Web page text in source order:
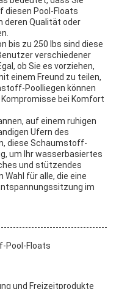
diesen Pool-Floats
deren Qualität oder
bis zu 250 lbs sind diese
verschiedener
ob Sie es vorziehen,
einem Freund zu teilen,
Poolliegen können
bei Komfort
auf einem ruhigen
Ufern des
diese Schaumstoff-
um Ihr wasserbasiertes
und stützendes
für alle, die eine
im
Pool-Floats
und Freizeitprodukte